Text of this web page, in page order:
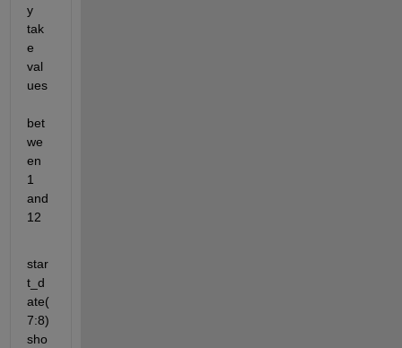
y
tak
e
val
ues
bet
we
en
1
and
12
star
t_d
ate(
7:8)
sho